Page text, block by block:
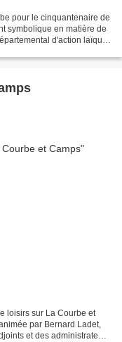
pour le cinquantenaire de
symbolique en matière de
d'action laïque
loisirs sur La Courbe et
par Bernard Ladet,
et des administrateurs